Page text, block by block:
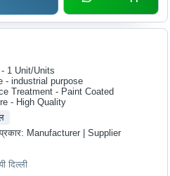
- 1 Unit/Units
- industrial purpose
Treatment - Paint Coated
- High Quality
प्रकार: Manufacturer | Supplier
दिल्ली